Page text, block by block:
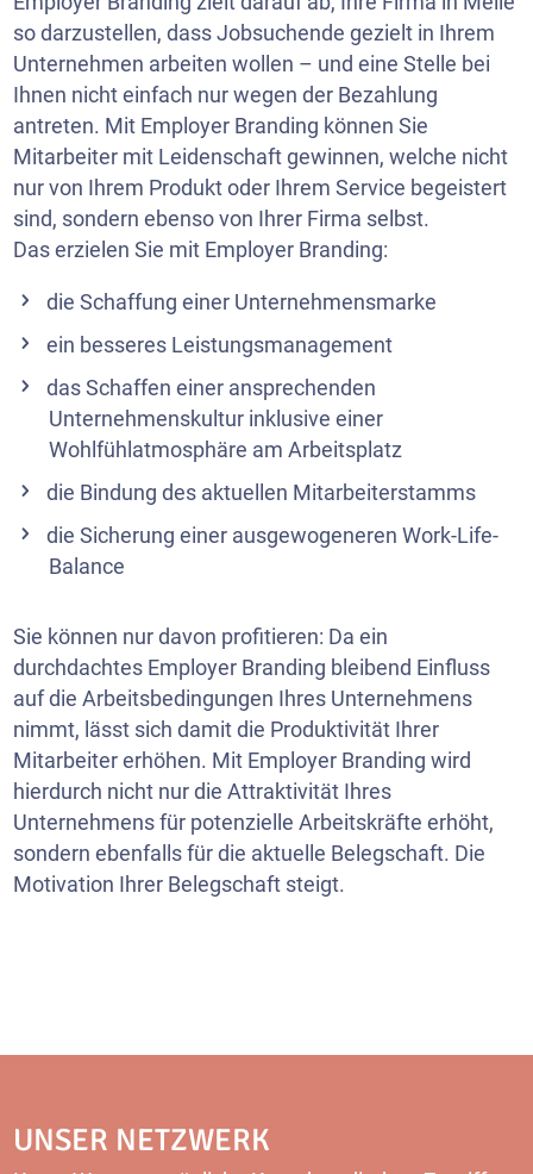
so darzustellen, dass Jobsuchende gezielt in Ihrem
Unternehmen arbeiten wollen – und eine Stelle bei
Ihnen nicht einfach nur wegen der Bezahlung
antreten. Mit Employer Branding können Sie
Mitarbeiter mit Leidenschaft gewinnen, welche nicht
nur von Ihrem Produkt oder Ihrem Service begeistert
sind, sondern ebenso von Ihrer Firma selbst.
Das erzielen Sie mit Employer Branding:
die Schaffung einer Unternehmensmarke
ein besseres Leistungsmanagement
das Schaffen einer ansprechenden
Unternehmenskultur inklusive einer
Wohlfühlatmosphäre am Arbeitsplatz
die Bindung des aktuellen Mitarbeiterstamms
die Sicherung einer ausgewogeneren Work-Life-
Balance
Sie können nur davon profitieren: Da ein
durchdachtes Employer Branding bleibend Einfluss
auf die Arbeitsbedingungen Ihres Unternehmens
nimmt, lässt sich damit die Produktivität Ihrer
Mitarbeiter erhöhen. Mit Employer Branding wird
hierdurch nicht nur die Attraktivität Ihres
Unternehmens für potenzielle Arbeitskräfte erhöht,
sondern ebenfalls für die aktuelle Belegschaft. Die
Motivation Ihrer Belegschaft steigt.
UNSER NETZWERK